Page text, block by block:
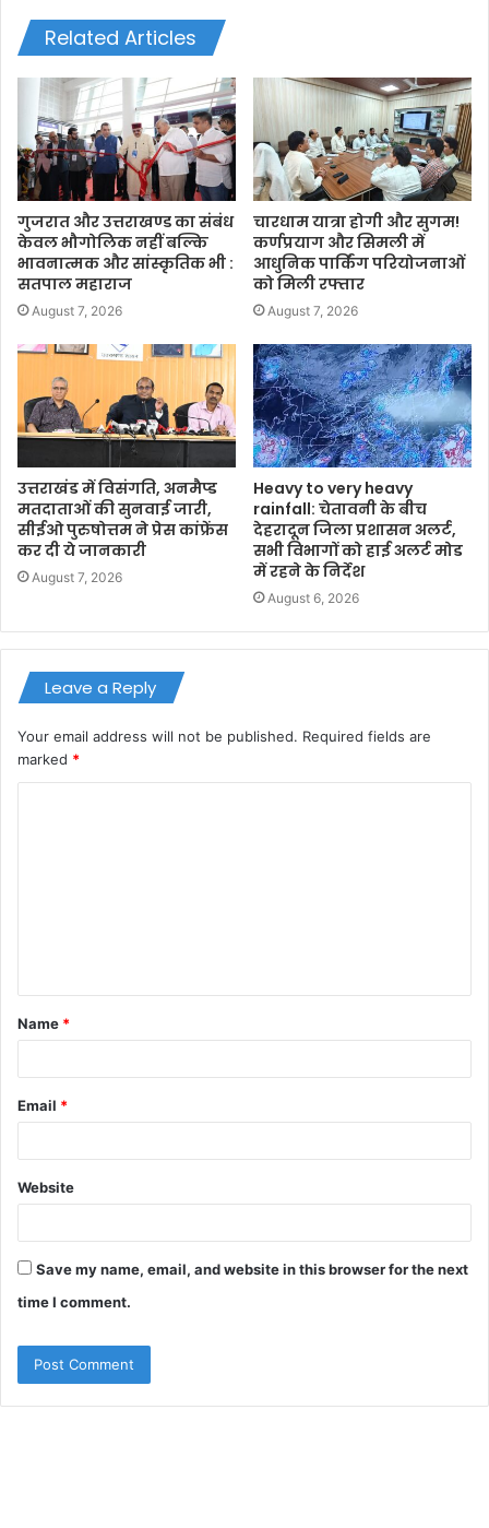
Related Articles
गुजरात और उत्तराखण्ड का संबंध
केवल भौगोलिक नहीं बल्कि
भावनात्मक और सांस्कृतिक भी :
सतपाल महाराज
August 7, 2026
चारधाम यात्रा होगी और सुगम!
कर्णप्रयाग और सिमली में
आधुनिक पार्किंग परियोजनाओं
को मिली रफ्तार
August 7, 2026
उत्तराखंड में विसंगति, अनमैप्ड
मतदाताओं की सुनवाई जारी,
सीईओ पुरुषोत्तम ने प्रेस कांफ्रेंस
कर दी ये जानकारी
August 7, 2026
Heavy to very heavy
rainfall: चेतावनी के बीच
देहरादून जिला प्रशासन अलर्ट,
सभी विभागों को हाई अलर्ट मोड
में रहने के निर्देश
August 6, 2026
Leave a Reply
Your email address will not be published. Required fields are
marked *
t
*
Name *
Email *
Website
Save my name, email, and website in this browser for the next
time I comment.